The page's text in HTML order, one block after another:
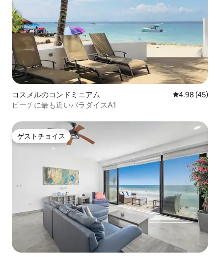
コスメルのコンドミニアム レビュー45
4.98 (45)
ビーチに最も近いパラダイスA1
ゲストチョイス
ゲストチョイス